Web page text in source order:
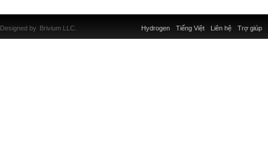
Liên hệ Trợ giúp
Hydrogen Tiếng Việt
Designed by Brivium LLC.